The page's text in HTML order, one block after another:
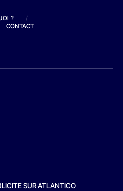
?
/
CONTACT
SUR ATLANTICO